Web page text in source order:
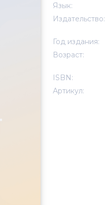
Язык:
Издательство:
Год издания:
Возраст:
ISBN:
Артикул: